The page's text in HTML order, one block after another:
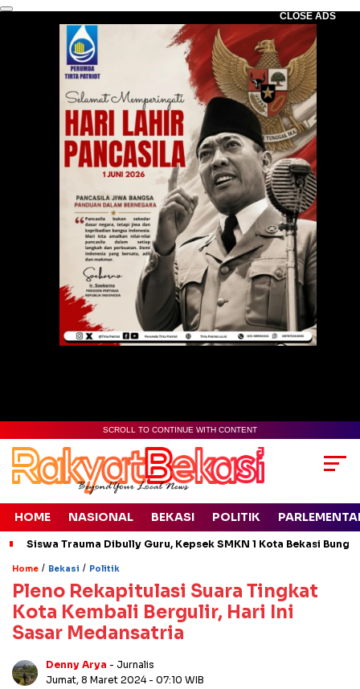
CLOSE ADS
SCROLL TO CONTINUE WITH CONTENT
HOME NASIONAL BEKASI POLITIK
Siswa Trauma Dibully Guru, Kepsek SMKN 1 Kota Bekasi
Home / Bekasi / Politik
Pleno Rekapitulasi Suara Tingkat
Kota Kembali Bergulir, Hari Ini
Sasar Medansatria
Denny Arya - Jurnalis
Jumat, 8 Maret 2024 - 07:10 WIB